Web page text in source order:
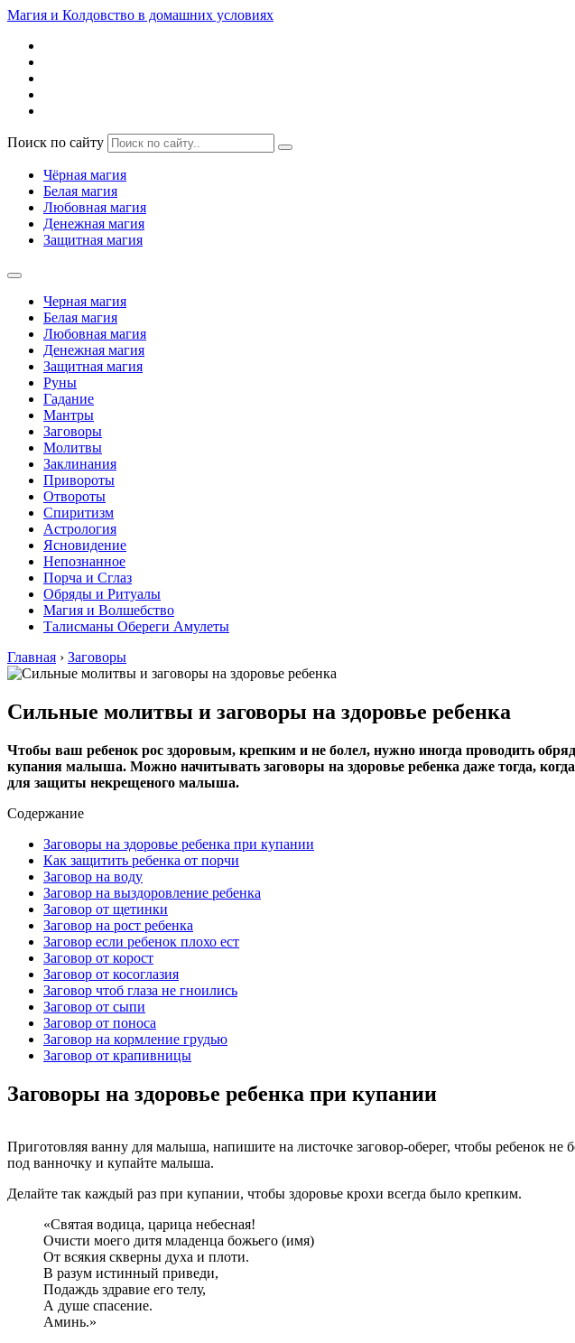
Магия и Колдовство в домашних условиях
Поиск по сайту
Чёрная магия
Белая магия
Любовная магия
Денежная магия
Защитная магия
Черная магия
Белая магия
Любовная магия
Денежная магия
Защитная магия
Руны
Гадание
Мантры
Заговоры
Молитвы
Заклинания
Привороты
Отвороты
Спиритизм
Астрология
Ясновидение
Непознанное
Порча и Сглаз
Обряды и Ритуалы
Магия и Волшебство
Талисманы Обереги Амулеты
Главная › Заговоры
Сильные молитвы и заговоры на здоровье ребенка
Чтобы ваш ребенок рос здоровым, крепким и не болел, нужно иногда проводить
купания малыша. Можно начитывать заговоры на здоровье ребенка даже тогда,
для защиты некрещеного малыша.
Содержание
Заговоры на здоровье ребенка при купании
Как защитить ребенка от порчи
Заговор на воду
Заговор на выздоровление ребенка
Заговор от щетинки
Заговор на рост ребенка
Заговор если ребенок плохо ест
Заговор от корост
Заговор от косоглазия
Заговор чтоб глаза не гноились
Заговор от сыпи
Заговор от поноса
Заговор на кормление грудью
Заговор от крапивницы
Заговоры на здоровье ребенка при купании
Приготовляя ванну для малыша, напишите на листочке заговор-оберег, чтобы ребенок
под ванночку и купайте малыша.
Делайте так каждый раз при купании, чтобы здоровье крохи всегда было крепким.
«Святая водица, царица небесная!
Очисти моего дитя младенца божьего (имя)
От всякия скверны духа и плоти.
В разум истинный приведи,
Подаждь здравие его телу,
А душе спасение.
Аминь.»